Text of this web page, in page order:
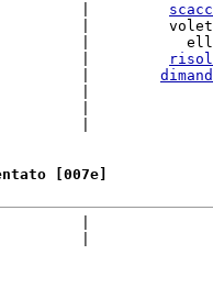
|
|
[007e]